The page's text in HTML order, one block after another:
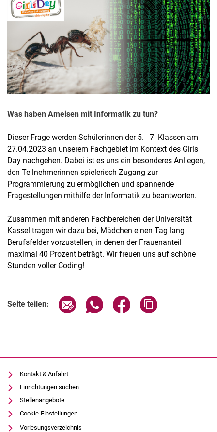
Termine
Aktuelles
Veranstaltungen
Was haben Ameisen mit Informatik zu tun?
Dieser Frage werden Schülerinnen der 5. - 7. Klassen am
27.04.2023 an unserem Fachgebiet im Kontext des Girls
Day nachgehen. Dabei ist es uns ein besonderes Anliegen,
den Teilnehmerinnen spielerisch Zugang zur
Programmierung zu ermöglichen und spannende
Fragestellungen mithilfe der Informatik zu beantworten.
Zusammen mit anderen Fachbereichen der Universität
Kassel tragen wir dazu bei, Mädchen einen Tag lang
Berufsfelder vorzustellen, in denen der Frauenanteil
maximal 40 Prozent beträgt. Wir freuen uns auf schöne
Stunden voller Coding!
Seite teilen: Seite über E-Mail teilen
Seite über WhatsApp teilen
Seite über Facebook
Kontakt & Anfahrt
Einrichtungen suchen
Stellenangebote
Cookie-Einstellungen
Vorlesungsverzeichnis